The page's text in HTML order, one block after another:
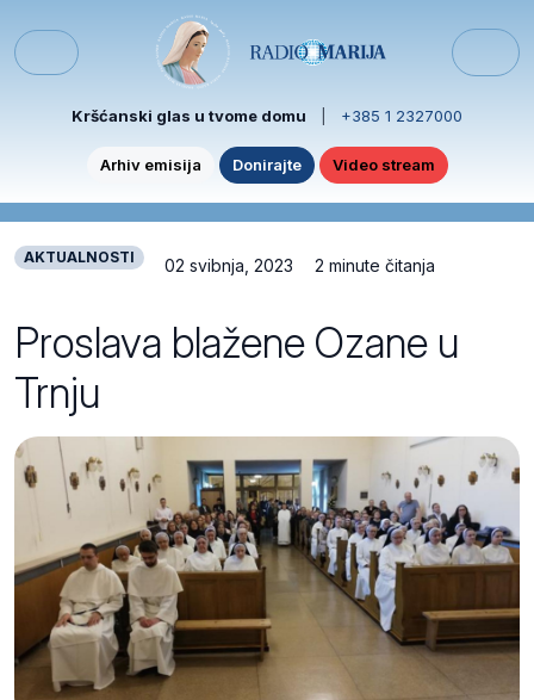
Menu
Kršćanski glas u tvome domu +385 1 2327000
Arhiv emisija Donirajte Video stream
AKTUALNOSTI 02 svibnja, 2023 2 minute čitanja
Proslava blažene Ozane u
Trnju